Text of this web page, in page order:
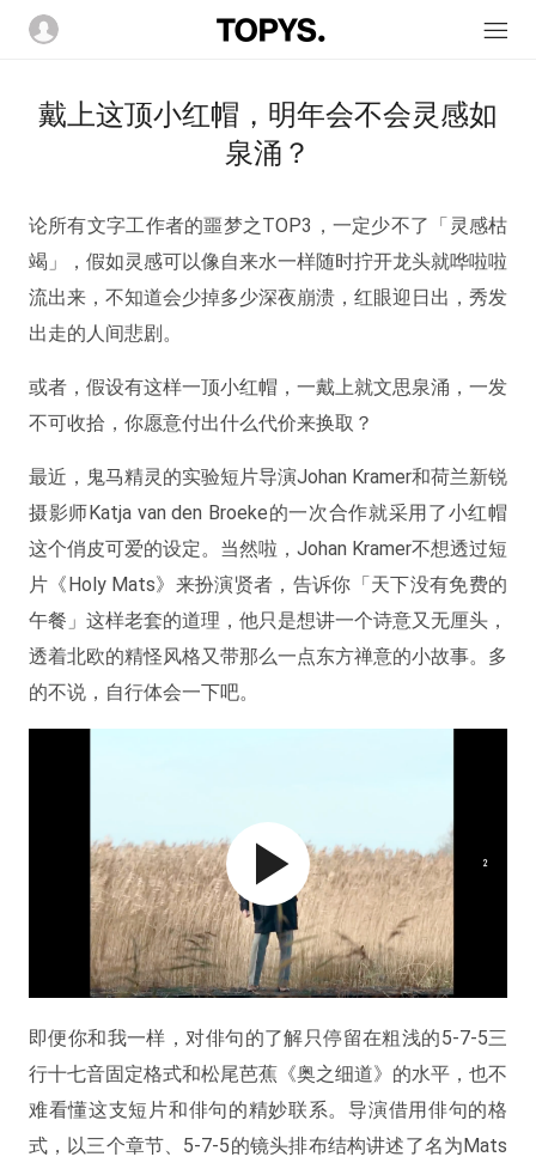
戴上这顶小红帽，明年会不会灵感如
泉涌？
论所有文字工作者的噩梦之TOP3，一定少不了「灵感枯
竭」，假如灵感可以像自来水一样随时拧开龙头就哗啦啦
流出来，不知道会少掉多少深夜崩溃，红眼迎日出，秀发
出走的人间悲剧。
或者，假设有这样一顶小红帽，一戴上就文思泉涌，一发
不可收拾，你愿意付出什么代价来换取？
最近，鬼马精灵的实验短片导演Johan Kramer和荷兰新锐
摄影师Katja van den Broeke的一次合作就采用了小红帽
这个俏皮可爱的设定。当然啦，Johan Kramer不想透过短
片《Holy Mats》来扮演贤者，告诉你「天下没有免费的
午餐」这样老套的道理，他只是想讲一个诗意又无厘头，
透着北欧的精怪风格又带那么一点东方禅意的小故事。多
的不说，自行体会一下吧。
即便你和我一样，对俳句的了解只停留在粗浅的5-7-5三
行十七音固定格式和松尾芭蕉《奥之细道》的水平，也不
难看懂这支短片和俳句的精妙联系。导演借用俳句的格
式，以三个章节、5-7-5的镜头排布结构讲述了名为Mats